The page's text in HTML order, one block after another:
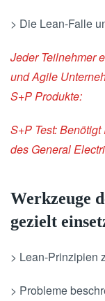
> Die Lean-Falle
Jeder Teilnehmer
und Agile
S+P Produkte:
S+P Test:Benötigt
des General
Werkzeuge
gezielt
> Lean-Prinzipien
> Probleme